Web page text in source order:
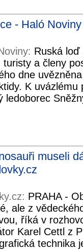
- Haló Noviny
Ruská loď
turisty a členy
dne
K uvázlému
ledoborec
museli
PRAHA -
ale z
říká v
Karel Cettl z
technika